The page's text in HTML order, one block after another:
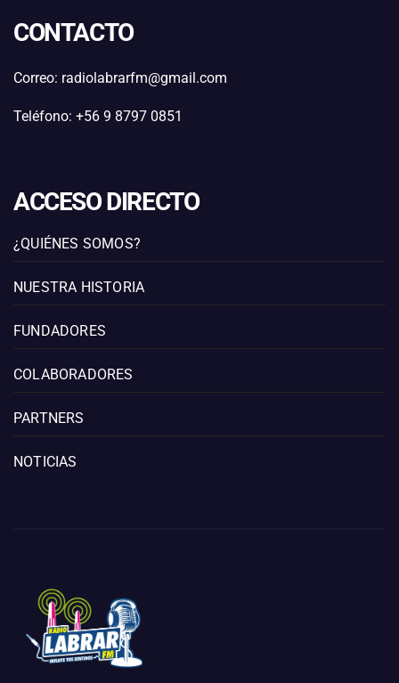
CONTACTO
Correo: radiolabrarfm@gmail.com
Teléfono: +56 9 8797 0851
ACCESO DIRECTO
¿QUIÉNES SOMOS?
NUESTRA HISTORIA
FUNDADORES
COLABORADORES
PARTNERS
NOTICIAS